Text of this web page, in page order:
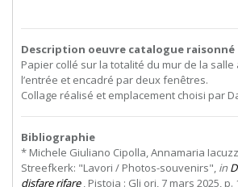
Description oeuvre catalogue raisonné
Papier collé sur la totalité du mur de la salle
l’entrée et encadré par deux fenêtres.
Collage réalisé et emplacement choisi par
Bibliographie
* Michele Giuliano Cipolla, Annamaria
Streefkerk: "Lavori / Photos-souvenirs", in
disfare rifare, Pistoia : Gli ori, 7 mars 2025, p.